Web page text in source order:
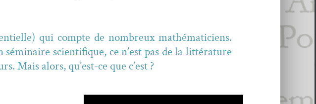
qui compte de nom­breux math­é­mati­ciens.
sémi­naire sci­en­tifique, ce n’est pas de la lit­téra­ture
Mais alors, qu’est-ce que c’est ?